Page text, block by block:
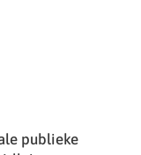
publieke